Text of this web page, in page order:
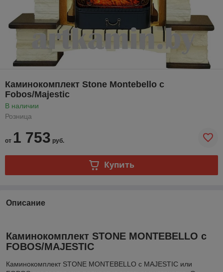
Каминокомплект Stone Montebello с
Fobos/Majestic
В наличии
Розница
от 1 753 руб.
Купить
Описание
Каминокомплект STONE MONTEBELLO с
FOBOS/MAJESTIC
Каминокомплект STONE MONTEBELLO с MAJESTIC или